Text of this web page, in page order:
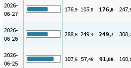
2026-
06-27
176,9 105,8 176,8 247
2026-
06-26
288,6 249,4 249,7 308
2026-
06-25
107,5 57,48 91,08 160